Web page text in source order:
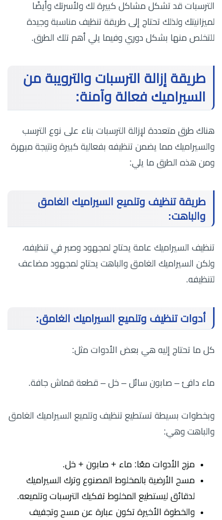
الترسبات قد تشكل مشاكل كبيرة لك ولأسرتك وأيضًا
لميزانيتك ولذلك تحتاج إلى طريقة تنظيف مناسبة وجيدة
للتخلص منها بشكل دوري وفيما يلي أهم تلك الطرق.
طريقة إزالة الترسبات والترويبة من
السيراميك فعالة وآمنة:
هناك طرق متعددة لإزالة الترسبات بناء على نوع الترسب
والسيراميك مما يضمن تنظيفه بفعالية كبيرة ونتيجة مبهرة
ومن هذه الطرق ما يلي:
طريقة تنظيف وتلميع السيراميك الغامق
والباهت:
تنظيف السيراميك عامة يحتاج لمجهود وصبر في تنظيفه،
ولكن السيراميك الغامق والباهت يحتاج لمجهود مضاعف
لتنظيفه.
أدوات تنظيف وتلميع السيراميك الغامق:
كل ما تحتاج إليه هي بعض الأدوات مثل:
ماء دافئ – صابون سائل – خل – قطعة قماش جافة.
وبخطوات بسيطة تستطيع تنظيف وتلميع السيراميك الغامق
والباهت وهي:
مزج الأدوات معًا: ماء + صابون + خل.
مسح الأرضية بالمخلوط المصنوع وترك السيراميك
لدقائق ليستطيع المخلوط تفكيك الترسبات وتلميعه.
والخطوة الأخيرة تكون عبارة عن مسح وتجفيف